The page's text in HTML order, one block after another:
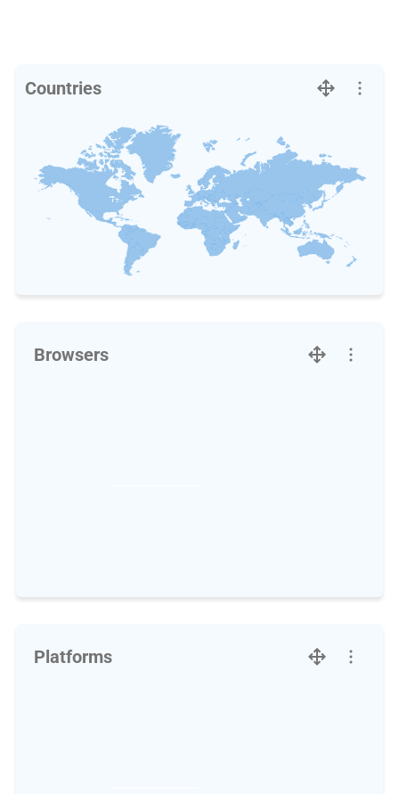
Countries
Browsers
Platforms